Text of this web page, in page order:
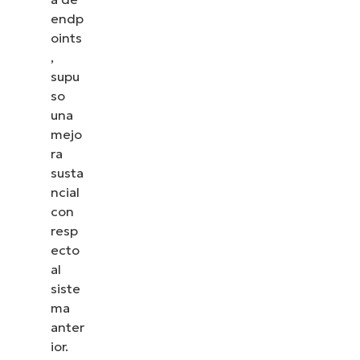
endp
oints
,
supu
so
una
mejo
ra
susta
ncial
con
resp
ecto
al
siste
ma
anter
ior.